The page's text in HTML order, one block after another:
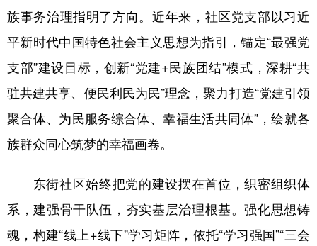
公益 一带一路 亚太网 上市公司
文化产业
地方频道
浙江 安徽 福建 江西
山东 河南 湖北 湖南
族事务治理指明了方向。近年来，社区党支部以习近
平新时代中国特色社会主义思想为指引，锚定“最强党
支部”建设目标，创新“党建+民族团结”模式，深耕“共
驻共建共享、便民利民为民”理念，聚力打造“党建引领
聚合体、为民服务综合体、幸福生活共同体”，绘就各
族群众同心筑梦的幸福画卷。
东街社区始终把党的建设摆在首位，织密组织体
系，建强骨干队伍，夯实基层治理根基。强化思想铸
魂，构建“线上+线下”学习矩阵，依托“学习强国”“三会